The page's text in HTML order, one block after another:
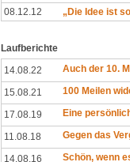
08.12.12
„Die Idee ist
Laufberichte
14.08.22
Auch der 10.
15.08.21
100 Meilen
17.08.19
Eine
11.08.18
Gegen das
14.08.16
Schön, wenn